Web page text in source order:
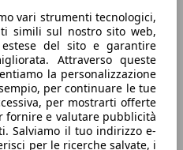
vari strumenti tecnologici,
simili sul nostro sito web,
del sito e garantire
Attraverso queste
la personalizzazione
per continuare le tue
per mostrarti offerte
fornire e valutare pubblicità
Salviamo il tuo indirizzo e-
per le ricerche salvate, i
e slanciato, un lunotto
dallo stile originale.
ma lo stile così spinto
scarsa dietro e nel
Portata solo in
da powertrain da 223
2.0 quattro cilindri